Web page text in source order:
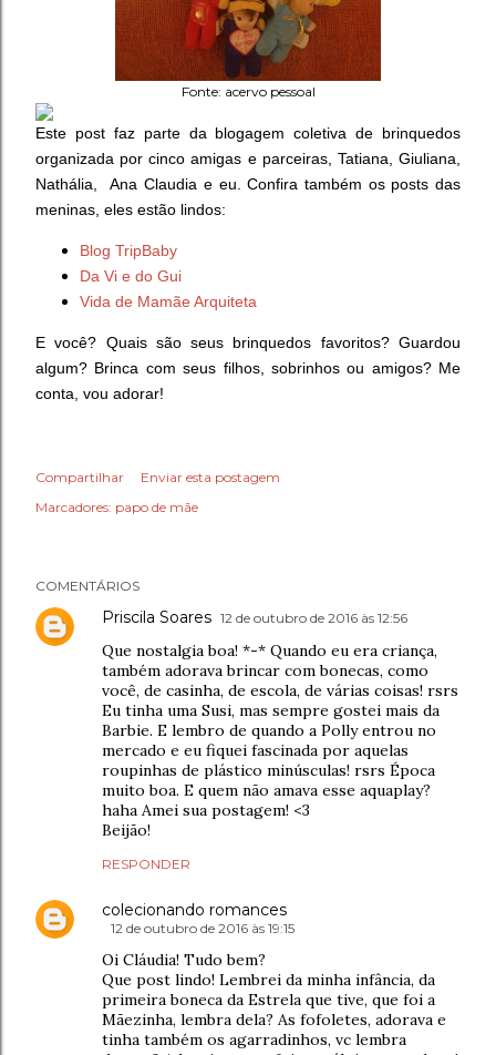
Fonte: acervo pessoal
Este post faz parte da blogagem coletiva de brinquedos
organizada por cinco amigas e parceiras, Tatiana, Giuliana,
Nathália, Ana Claudia e eu. Confira também os posts das
meninas, eles estão lindos:
Blog TripBaby
Da Vi e do Gui
Vida de Mamãe Arquiteta
E você? Quais são seus brinquedos favoritos? Guardou
algum? Brinca com seus filhos, sobrinhos ou amigos? Me
conta, vou adorar!
Compartilhar
Enviar esta postagem
Marcadores: papo de mãe
COMENTÁRIOS
Priscila Soares 12 de outubro de 2016 às 12:56
Que nostalgia boa! *-* Quando eu era criança,
também adorava brincar com bonecas, como
você, de casinha, de escola, de várias coisas! rsrs
Eu tinha uma Susi, mas sempre gostei mais da
Barbie. E lembro de quando a Polly entrou no
mercado e eu fiquei fascinada por aquelas
roupinhas de plástico minúsculas! rsrs Época
muito boa. E quem não amava esse aquaplay?
haha Amei sua postagem! <3
Beijão!
RESPONDER
colecionando romances
12 de outubro de 2016 às 19:15
Oi Cláudia! Tudo bem?
Que post lindo! Lembrei da minha infância, da
primeira boneca da Estrela que tive, que foi a
Mãezinha, lembra dela? As fofoletes, adorava e
tinha também os agarradinhos, vc lembra